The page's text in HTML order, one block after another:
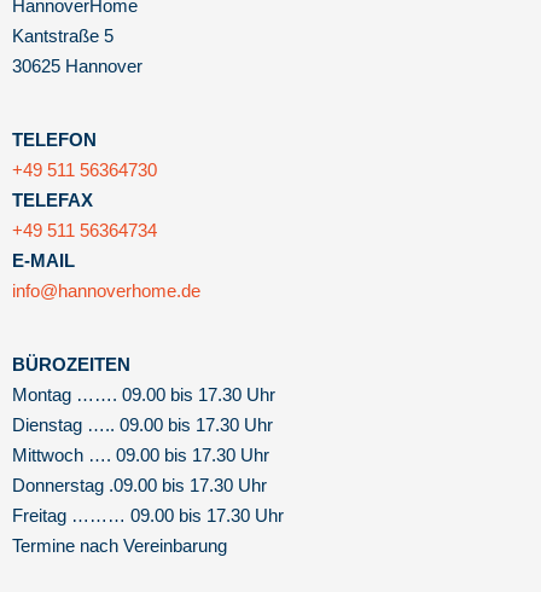
HannoverHome
Kantstraße 5
30625 Hannover
TELEFON
+49 511 56364730
TELEFAX
+49 511 56364734
E-MAIL
info@hannoverhome.de
BÜROZEITEN
Montag ……. 09.00 bis 17.30 Uhr
Dienstag ….. 09.00 bis 17.30 Uhr
Mittwoch …. 09.00 bis 17.30 Uhr
Donnerstag .09.00 bis 17.30 Uhr
Freitag ……… 09.00 bis 17.30 Uhr
Termine nach Vereinbarung